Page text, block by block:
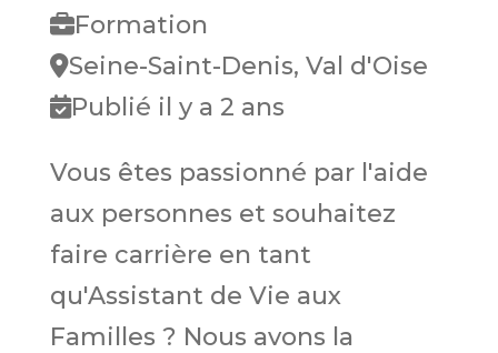
Formation
Seine-Saint-Denis, Val d'Oise
Publié il y a 2 ans
Vous êtes passionné par l'aide
aux personnes et souhaitez
faire carrière en tant
qu'Assistant de Vie aux
Familles ? Nous avons la